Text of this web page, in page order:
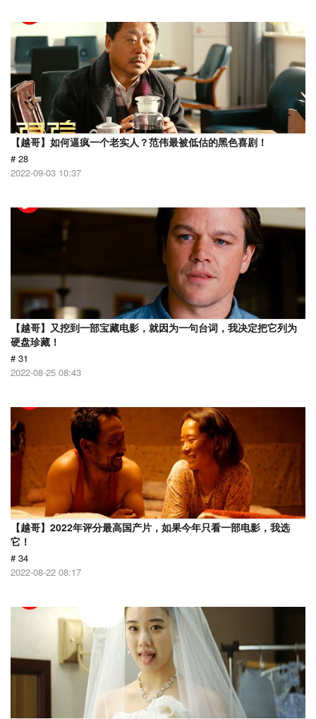
【越哥】如何逼疯一个老实人？范伟最被低估的黑色喜剧！
# 28
2022-09-03 10:37
【越哥】又挖到一部宝藏电影，就因为一句台词，我决定把它列为
硬盘珍藏！
# 31
2022-08-25 08:43
【越哥】2022年评分最高国产片，如果今年只看一部电影，我选
它！
# 34
2022-08-22 08:17